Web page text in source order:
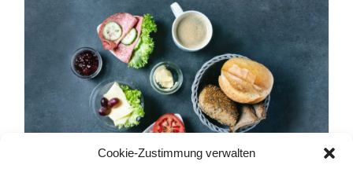
Cookie-Zustimmung verwalten